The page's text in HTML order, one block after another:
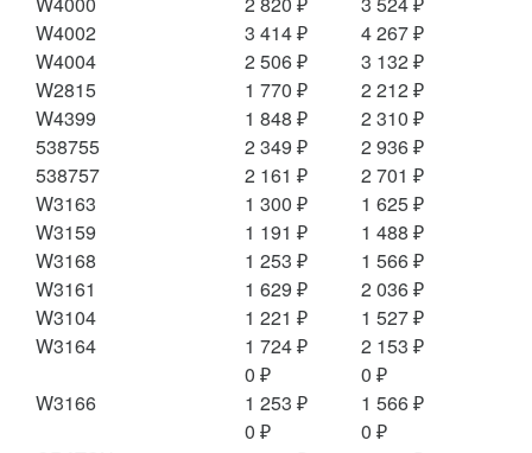
W4002
3 414 ₽
4 267 ₽
W4004
2 506 ₽
3 132 ₽
W2815
1 770 ₽
2 212 ₽
W4399
1 848 ₽
2 310 ₽
538755
2 349 ₽
2 936 ₽
538757
2 161 ₽
2 701 ₽
W3163
1 300 ₽
1 625 ₽
W3159
1 191 ₽
1 488 ₽
W3168
1 253 ₽
1 566 ₽
W3161
1 629 ₽
2 036 ₽
W3104
1 221 ₽
1 527 ₽
W3164
1 724 ₽
2 153 ₽
0 ₽
0 ₽
W3166
1 253 ₽
1 566 ₽
0 ₽
0 ₽